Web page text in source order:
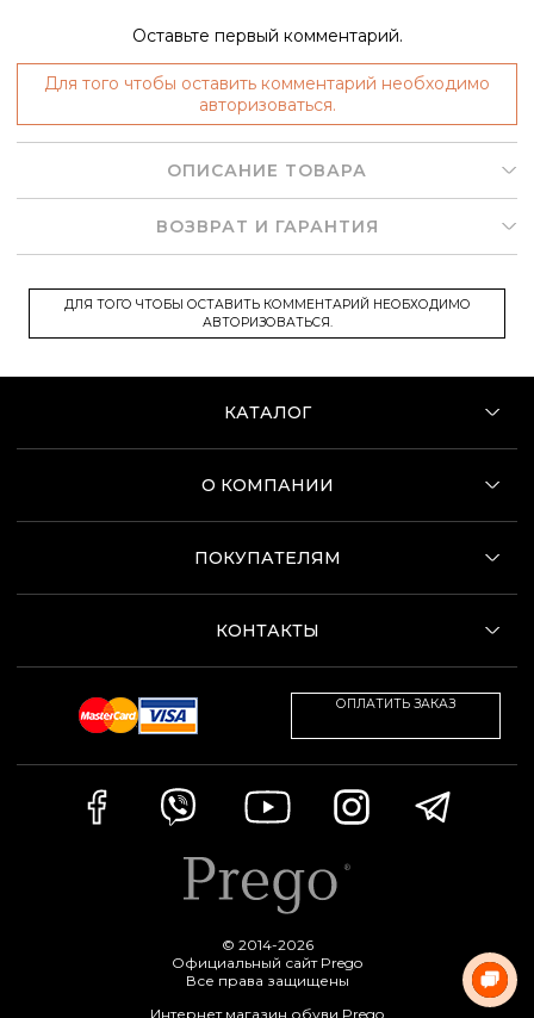
Оставьте первый комментарий.
Для того чтобы оставить комментарий необходимо
авторизоваться.
ОПИСАНИЕ ТОВАРА
ВОЗВРАТ И ГАРАНТИЯ
ДЛЯ ТОГО ЧТОБЫ ОСТАВИТЬ КОММЕНТАРИЙ НЕОБХОДИМО
АВТОРИЗОВАТЬСЯ.
КАТАЛОГ
О КОМПАНИИ
ПОКУПАТЕЛЯМ
КОНТАКТЫ
ОПЛАТИТЬ ЗАКАЗ
© 2014-2026
Официальный сайт Prego
Все права защищены
Интернет магазин обуви Prego